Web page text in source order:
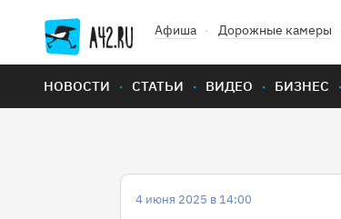
Афиша Дорожные камеры
НОВОСТИ СТАТЬИ ВИДЕО БИЗНЕС
4 июня 2025 в 14:00